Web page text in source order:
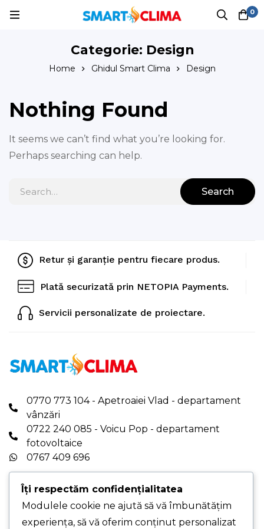
0
Categorie: Design
Home Ghidul Smart Clima Design
Nothing Found
It seems we can’t find what you’re looking for.
Perhaps searching can help.
Search
Retur și garanție pentru fiecare produs.
Plată securizată prin NETOPIA Payments.
Servicii personalizate de proiectare.
0770 773 104 - Apetroaiei Vlad - departament
vânzări
0722 240 085 - Voicu Pop - departament
fotovoltaice
0767 409 696
office@smartclima.ro
PROGRAM DE LUCRU: Luni-Vineri - 08:00-16:00
PUNCT DE LUCRU PRINCIPAL - Str. Pelinului,
Îți respectăm confidențialitatea
Modulele cookie ne ajută să vă îmbunătățim
experiența, să vă oferim conținut personalizat